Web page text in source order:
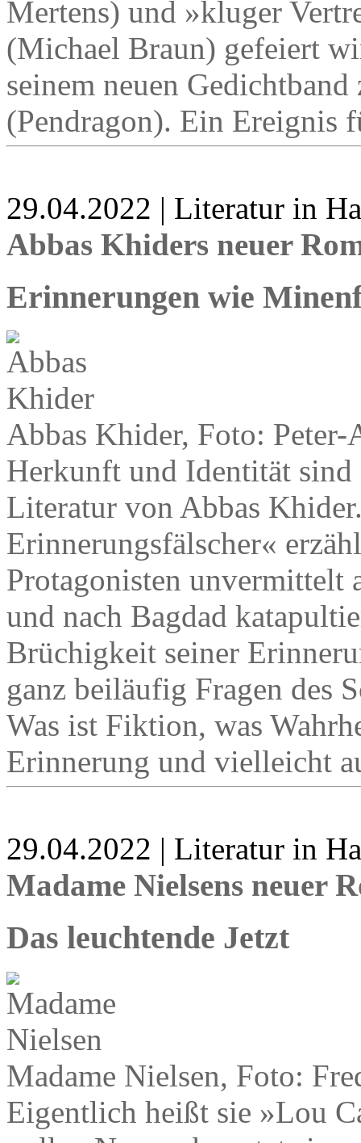
Mertens) und »kluger
(Michael Braun) gefeiert
seinem neuen
(Pendragon). Ein Ereignis
29.04.2022 | Literatur in
Abbas Khiders neuer
Erinnerungen wie
Abbas Khider, Foto: Peter-
Herkunft und Identität sind
Literatur von Abbas
Erinnerungsfälscher«
Protagonisten unvermittelt
und nach Bagdad
Brüchigkeit seiner
ganz beiläufig Fragen des
Was ist Fiktion, was
Erinnerung und vielleicht
29.04.2022 | Literatur in
Madame Nielsens neuer
Das leuchtende Jetzt
Madame Nielsen, Foto:
Eigentlich heißt sie »Lou